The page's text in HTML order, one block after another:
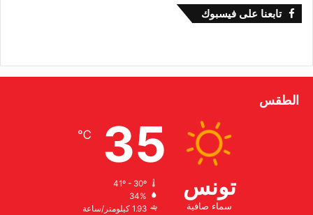
تابعنا على فيسبوك
الطقس
تونس
سماء صافية
35
℃
41º - 30º
34%
1.93 كيلومتر/ساعة